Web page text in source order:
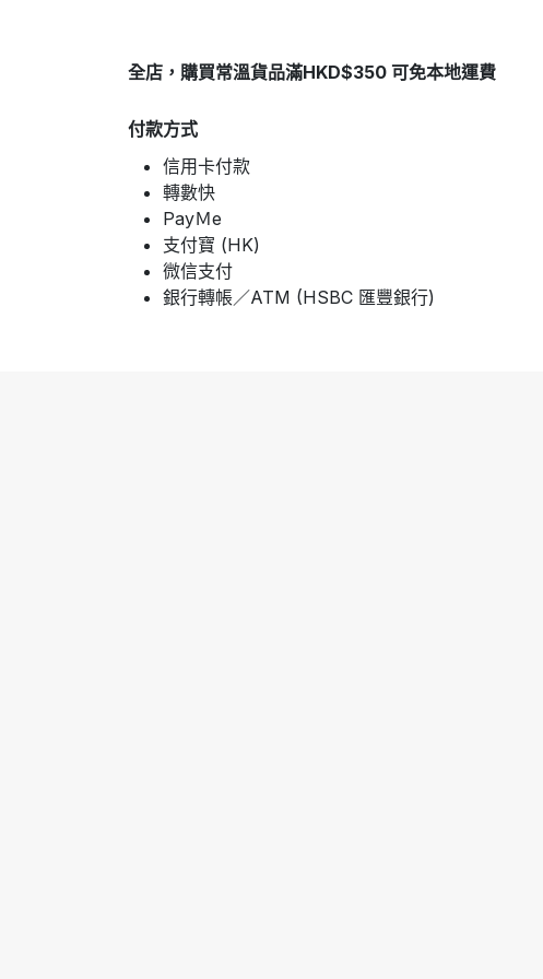
全店，購買常溫貨品滿HKD$350 可免本地運費
付款方式
信用卡付款
轉數快
PayＭe
支付寶 (HK)
微信支付
銀行轉帳／ATM (HSBC 匯豐銀行)